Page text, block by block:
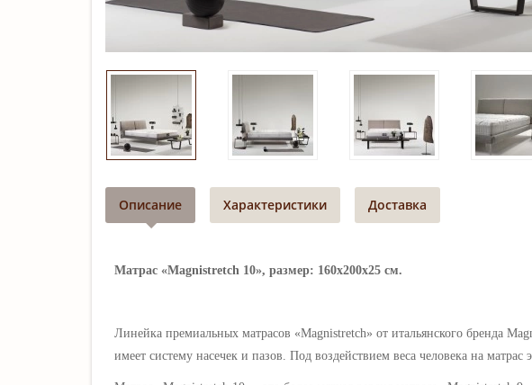
Описание Характеристики Доставка
Матрас «Magnistretch 10», размер: 160х200х25 см.
Линейка премиальных матрасов «Magnistretch» от итальянского бренда
имеет систему насечек и пазов. Под воздействием веса человека на